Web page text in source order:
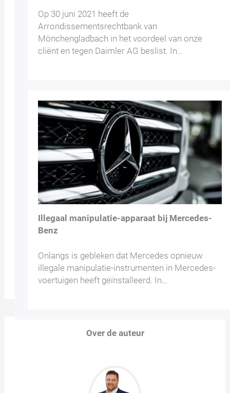
Op 30 juni 2021 heeft de
Arrondissementsrechtbank van
Mönchengladbach in het voordeel van onze
cliënt en tegen Daimler AG beslist. In…
Illegaal manipulatie-apparaat bij Mercedes-
Benz
Onlangs is gebleken dat Mercedes opnieuw
illegale manipulatie-instrumenten in Mercedes-
voertuigen heeft geïnstalleerd. In…
Over de auteur